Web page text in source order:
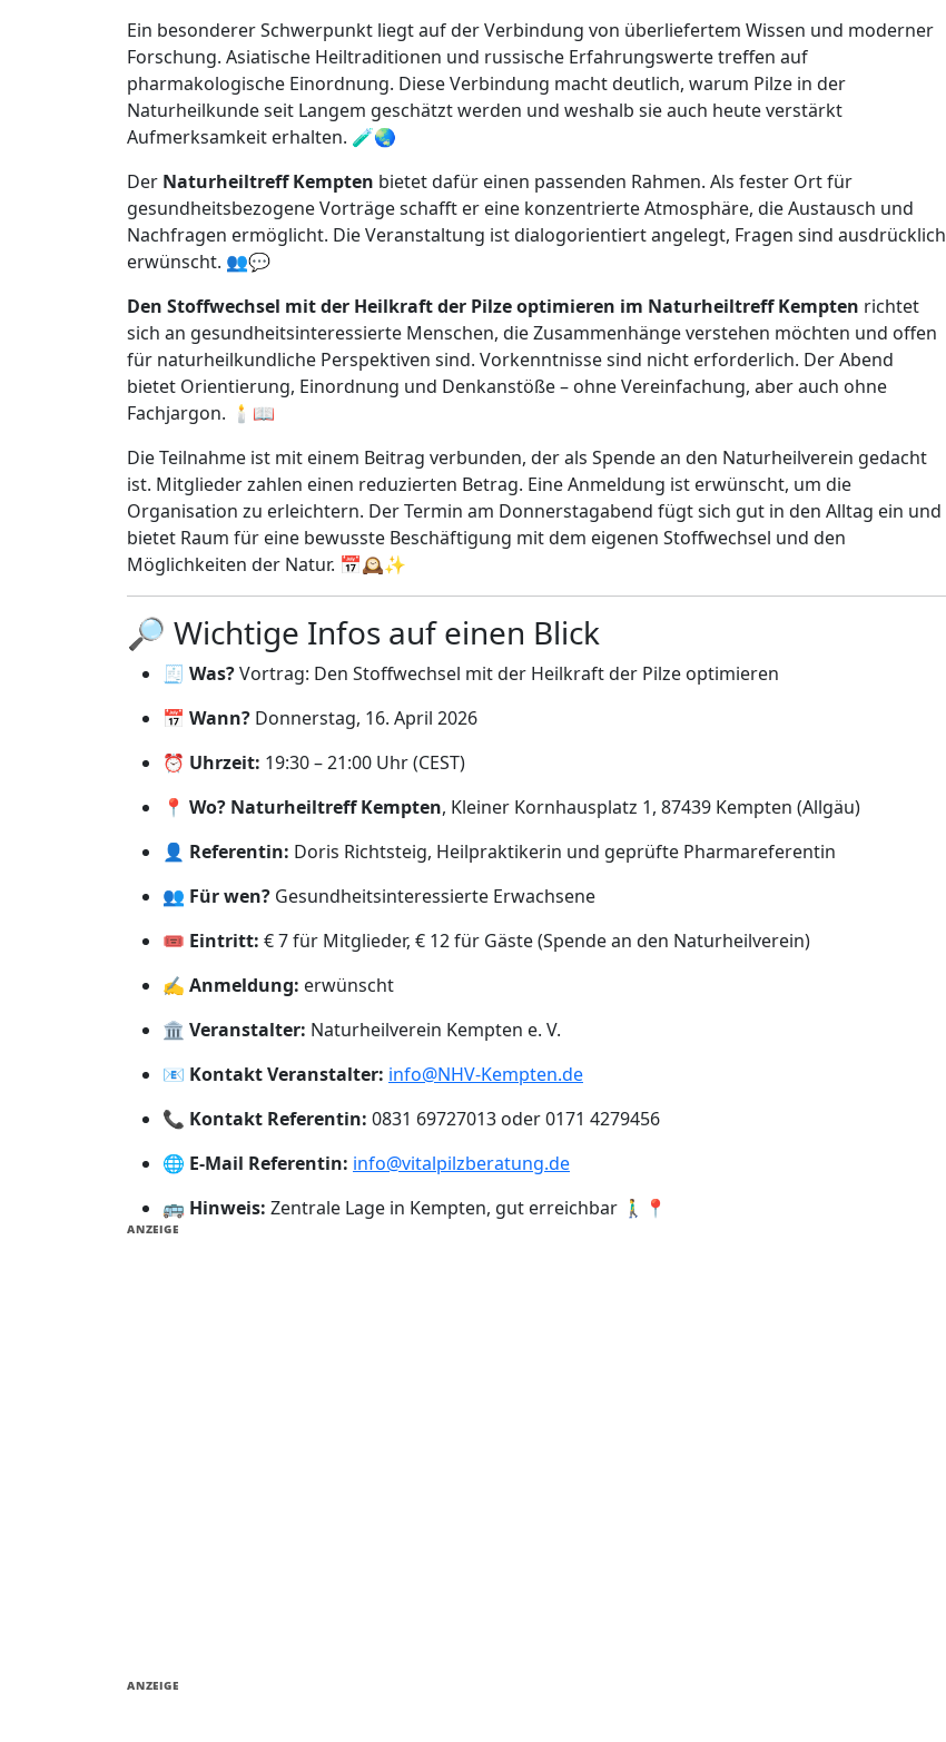
Ein besonderer Schwerpunkt liegt auf der Verbindung von überliefertem Wissen und moderner
Forschung. Asiatische Heiltraditionen und russische Erfahrungswerte treffen auf
pharmakologische Einordnung. Diese Verbindung macht deutlich, warum Pilze in der
Naturheilkunde seit Langem geschätzt werden und weshalb sie auch heute verstärkt
Aufmerksamkeit erhalten. 🧪🌏
Der Naturheiltreff Kempten bietet dafür einen passenden Rahmen. Als fester Ort für
gesundheitsbezogene Vorträge schafft er eine konzentrierte Atmosphäre, die Austausch und
Nachfragen ermöglicht. Die Veranstaltung ist dialogorientiert angelegt, Fragen sind ausdrücklich
erwünscht. 👥💬
Den Stoffwechsel mit der Heilkraft der Pilze optimieren im Naturheiltreff Kempten richtet
sich an gesundheitsinteressierte Menschen, die Zusammenhänge verstehen möchten und offen
für naturheilkundliche Perspektiven sind. Vorkenntnisse sind nicht erforderlich. Der Abend
bietet Orientierung, Einordnung und Denkanstöße – ohne Vereinfachung, aber auch ohne
Fachjargon. 🕯️📖
Die Teilnahme ist mit einem Beitrag verbunden, der als Spende an den Naturheilverein gedacht
ist. Mitglieder zahlen einen reduzierten Betrag. Eine Anmeldung ist erwünscht, um die
Organisation zu erleichtern. Der Termin am Donnerstagabend fügt sich gut in den Alltag ein und
bietet Raum für eine bewusste Beschäftigung mit dem eigenen Stoffwechsel und den
Möglichkeiten der Natur. 📅🕰️✨
🔎 Wichtige Infos auf einen Blick
🧾 Was?Vortrag: Den Stoffwechsel mit der Heilkraft der Pilze optimieren
📅 Wann? Donnerstag, 16. April 2026
⏰ Uhrzeit: 19:30 – 21:00 Uhr (CEST)
📍 Wo? Naturheiltreff Kempten, Kleiner Kornhausplatz 1, 87439 Kempten (Allgäu)
👤 Referentin: Doris Richtsteig, Heilpraktikerin und geprüfte Pharmareferentin
👥 Für wen? Gesundheitsinteressierte Erwachsene
🎟️ Eintritt: € 7 für Mitglieder, € 12 für Gäste (Spende an den Naturheilverein)
✍️ Anmeldung: erwünscht
🏛️ Veranstalter: Naturheilverein Kempten e. V.
📧 Kontakt Veranstalter: info@NHV-Kempten.de
📞 Kontakt Referentin: 0831 69727013 oder 0171 4279456
🌐 E-Mail Referentin: info@vitalpilzberatung.de
🚌 Hinweis: Zentrale Lage in Kempten, gut erreichbar 🚶‍♂️📍
ANZEIGE
ANZEIGE